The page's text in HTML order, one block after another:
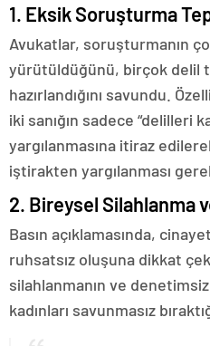
1. Eksik Soruşturma
Avukatlar, soruşturmanın
yürütüldüğünü, birçok delil
hazırlandığını savundu.
iki sanığın sadece “delilleri
yargılanmasına itiraz
iştirakten yargılanması
2. Bireysel Silahlanma
Basın açıklamasında,
ruhsatsız oluşuna dikkat
silahlanmanın ve
kadınları savunmasız